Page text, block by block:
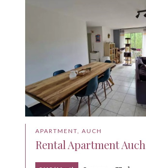
APARTMENT, AUCH
Rental Apartment Auch